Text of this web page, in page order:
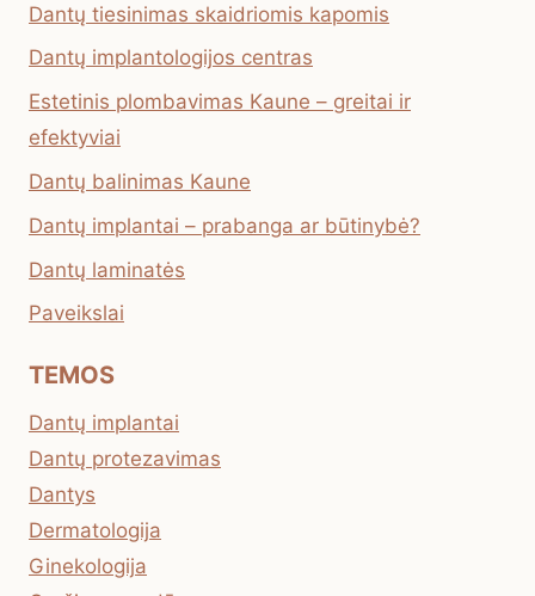
Dantų tiesinimas skaidriomis kapomis
Dantų implantologijos centras
Estetinis plombavimas Kaune – greitai ir
efektyviai
Dantų balinimas Kaune
Dantų implantai – prabanga ar būtinybė?
Dantų laminatės
Paveikslai
TEMOS
Dantų implantai
Dantų protezavimas
Dantys
Dermatologija
Ginekologija